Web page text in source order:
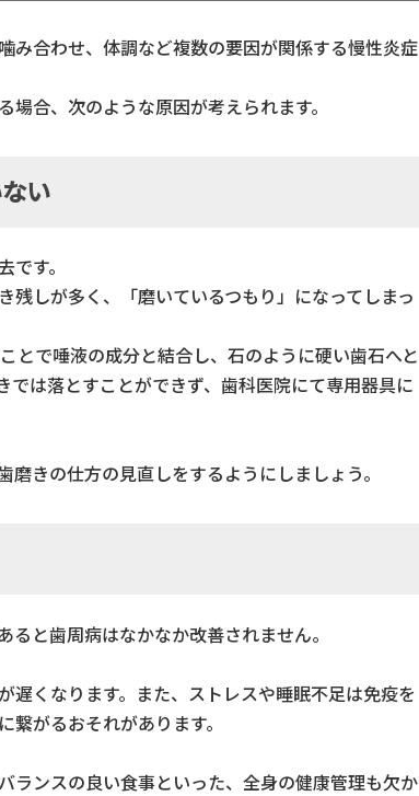
み合わせ、体調など複数の要因が関係する慢性炎症
場合、次のような原因が考えられます。
い
す。
残しが多く、「磨いているつもり」になってしまっ
とで唾液の成分と結合し、石のように硬い歯石へと
は落とすことができず、歯科医院にて専用器具に
きの仕方の見直しをするようにしましょう。
と歯周病はなかなか改善されません。
遅くなります。また、ストレスや睡眠不足は免疫を
がるおそれがあります。
ランスの良い食事といった、全身の健康管理も欠か